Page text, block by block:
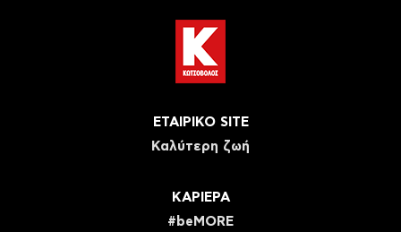
ΕΤΑΙΡΙΚΟ SITE
Καλύτερη ζωή
ΚΑΡΙΕΡΑ
#beMORE